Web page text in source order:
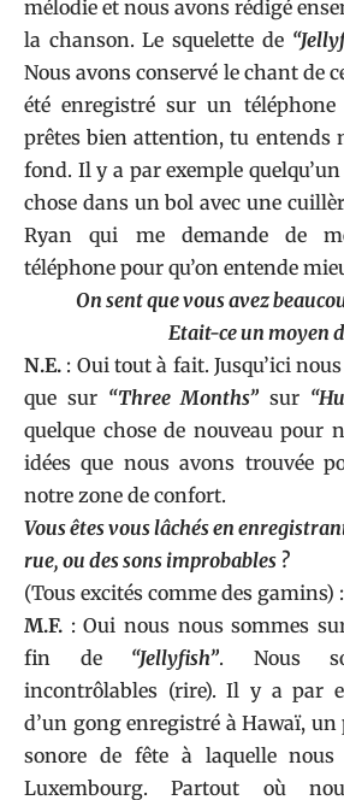
mélodie et nous avons rédigé
la chanson. Le squelette de
Nous avons conservé le chant de
été enregistré sur un
prêtes bien attention, tu entends
fond. Il y a par exemple
chose dans un bol avec une
Ryan qui me demande de
téléphone pour qu’on entende
On sent que vous avez
Etait-ce un moyen
N.E. : Oui tout à fait. Jusqu’ici
que sur “Three Months” sur
quelque chose de nouveau pour
idées que nous avons trouvée
notre zone de confort.
Vous êtes vous lâchés en
rue, ou des sons improbables ?
(Tous excités comme des gamins)
M.F. : Oui nous nous sommes
fin de “Jellyfish”. Nous
incontrôlables (rire). Il y a par
d’un gong enregistré à Hawaï,
sonore de fête à laquelle nous
Luxembourg. Partout où